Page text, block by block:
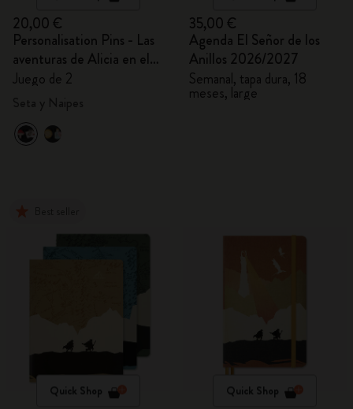
20,00 €
Personalisation Pins - Las
aventuras de Alicia en el
País de las Maravillas
Juego de 2
35,00 €
Agenda El Señor de los
Anillos 2026/2027
Semanal, tapa dura, 18
meses, large
Quick Shop Quick Shop